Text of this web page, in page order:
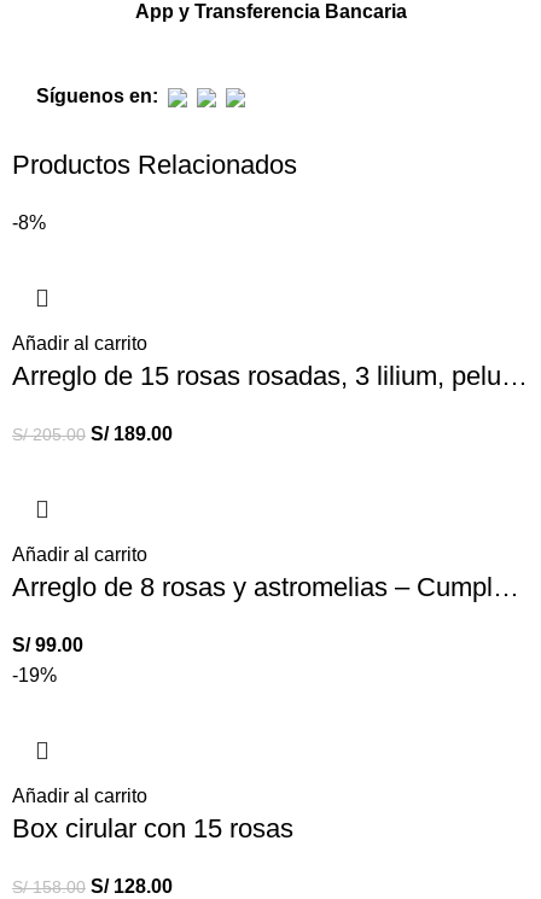
App y Transferencia Bancaria
Síguenos en:
Productos Relacionados
-8%
Añadir al carrito
Arreglo de 15 rosas rosadas, 3 lilium, peluche y globo – Cumpleaños
S/205.00 S/189.00
Añadir al carrito
Arreglo de 8 rosas y astromelias – Cumpleaños
S/99.00
-19%
Añadir al carrito
Box cirular con 15 rosas
S/158.00 S/128.00